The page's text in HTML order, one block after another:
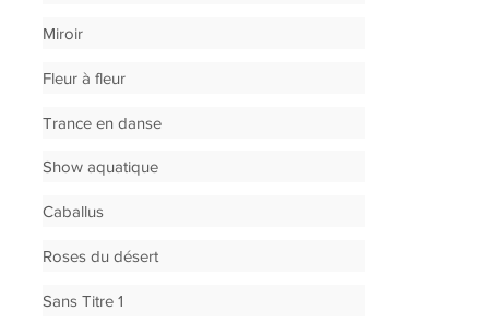
Miroir
Fleur à fleur
Trance en danse
Show aquatique
Caballus
Roses du désert
Sans Titre 1